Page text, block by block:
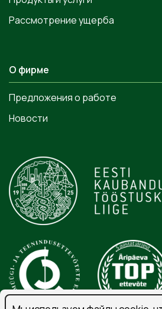
Рассмотрение ущерба
О фирме
Предложения о работе
Новости